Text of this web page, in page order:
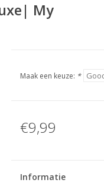
My
Maak een keuze: *
€9,99
Informatie